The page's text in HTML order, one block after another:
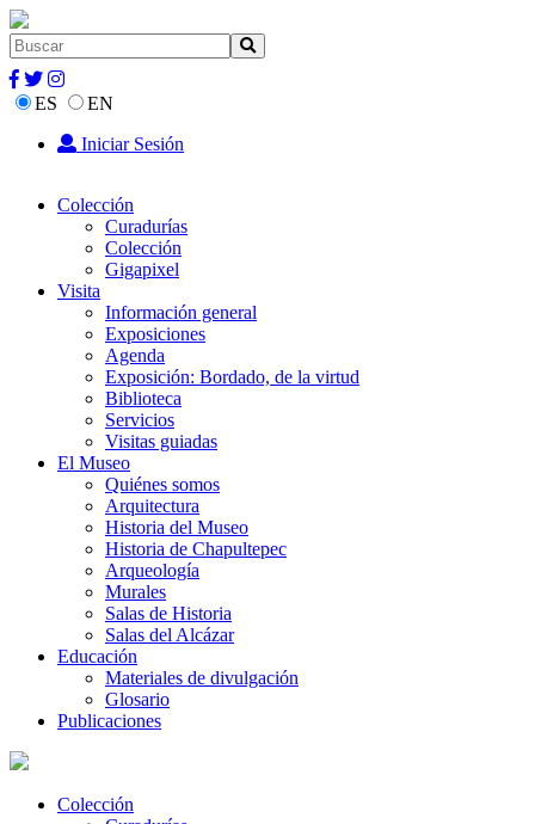
ES
EN
Iniciar Sesión
Colección
Curadurías
Colección
Gigapixel
Visita
Información general
Exposiciones
Agenda
Exposición: Bordado, de la virtud
Biblioteca
Servicios
Visitas guiadas
El Museo
Quiénes somos
Arquitectura
Historia del Museo
Historia de Chapultepec
Arqueología
Murales
Salas de Historia
Salas del Alcázar
Educación
Materiales de divulgación
Glosario
Publicaciones
Colección